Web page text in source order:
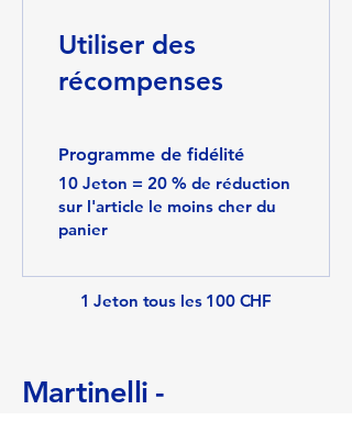
Utiliser des
récompenses
Programme de fidélité
10 Jeton = 20 % de réduction
sur l'article le moins cher du
panier
1 Jeton tous les 100 CHF
Martinelli -